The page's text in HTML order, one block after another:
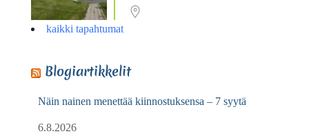
kaikki tapahtumat
Blogiartikkelit
Näin nainen menettää kiinnostuksensa – 7 syytä
6.8.2026